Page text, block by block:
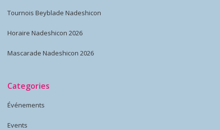
Tournois Beyblade Nadeshicon
Horaire Nadeshicon 2026
Mascarade Nadeshicon 2026
Categories
Événements
Events